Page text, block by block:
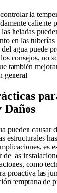
la
caliente
heladas
en las tuberías
agua puede
consejos, no
también
general.
Daños
pueden causar
estructurales
es
de las
como
proactiva las
temprana de